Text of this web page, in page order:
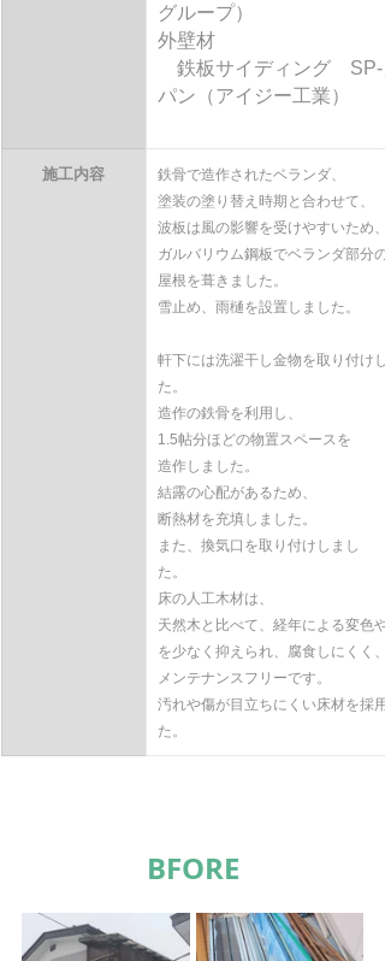
グループ）
外壁材
鉄板サイディング　SP-
パン（アイジー工業）
施工内容
鉄骨で造作されたベランダ、
塗装の塗り替え時期と合わせて、
波板は風の影響を受けやすいため、
ガルバリウム鋼板でベランダ部分の
屋根を葺きました。
雪止め、雨樋を設置しました。
軒下には洗濯干し金物を取り付けし
た。
造作の鉄骨を利用し、
1.5帖分ほどの物置スペースを
造作しました。
結露の心配があるため、
断熱材を充填しました。
また、換気口を取り付けしまし
た。
床の人工木材は、
天然木と比べて、経年による変色や
を少なく抑えられ、腐食しにくく、
メンテナンスフリーです。
汚れや傷が目立ちにくい床材を採用
た。
BFORE